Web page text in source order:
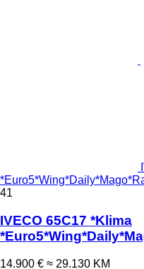
41
IVECO 65C17 *Klima
14.900 € ≈ 29.130 KM